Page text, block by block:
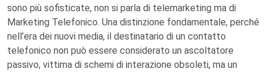
sono più sofisticate, non si parla di telemarketing ma di
Marketing Telefonico. Una distinzione fondamentale, perché
nell’era dei nuovi media, il destinatario di un contatto
telefonico non può essere considerato un ascoltatore
passivo, vittima di schemi di interazione obsoleti, ma un